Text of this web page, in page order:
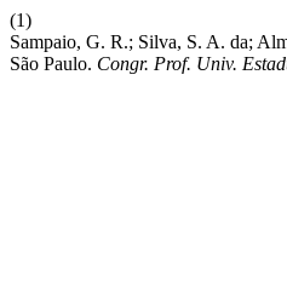
(1)
Sampaio, G. R.; Silva, S. A. da;
São Paulo. Congr. Prof. Univ.